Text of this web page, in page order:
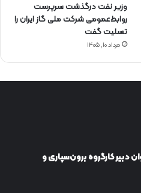
وزیر نفت درگذشت سرپرست
روابط‌عمومی شرکت ملی گاز ایران را
تسلیت گفت
مرداد ۱۰, ۱۴۰۵
دبیر كارگروه برون‌سپاری و